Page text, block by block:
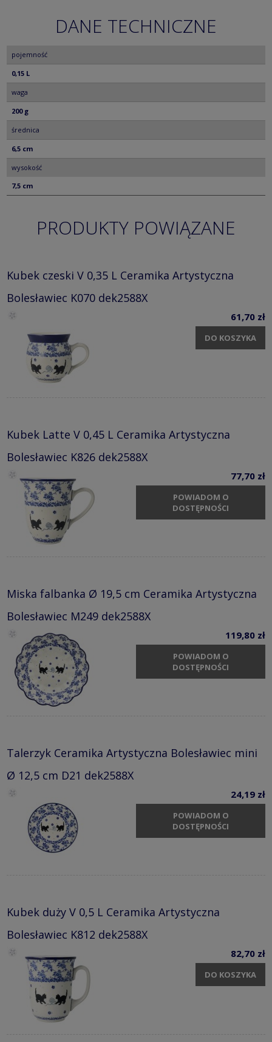
DANE TECHNICZNE
pojemność
0,15 L
waga
200 g
średnica
6,5 cm
wysokość
7,5 cm
PRODUKTY POWIĄZANE
Kubek czeski V 0,35 L Ceramika Artystyczna
Bolesławiec K070 dek2588X
61,70 zł
DO KOSZYKA
Kubek Latte V 0,45 L Ceramika Artystyczna
Bolesławiec K826 dek2588X
77,70 zł
POWIADOM O
DOSTĘPNOŚCI
Miska falbanka Ø 19,5 cm Ceramika Artystyczna
Bolesławiec M249 dek2588X
119,80 zł
POWIADOM O
DOSTĘPNOŚCI
Talerzyk Ceramika Artystyczna Bolesławiec mini
Ø 12,5 cm D21 dek2588X
24,19 zł
POWIADOM O
DOSTĘPNOŚCI
Kubek duży V 0,5 L Ceramika Artystyczna
Bolesławiec K812 dek2588X
82,70 zł
DO KOSZYKA